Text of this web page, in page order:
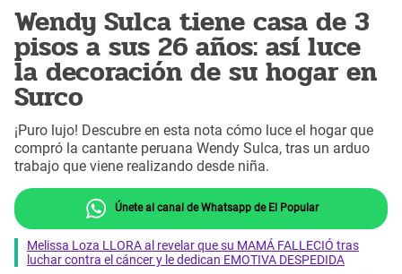
Wendy Sulca tiene casa de 3
pisos a sus 26 años: así luce
la decoración de su hogar en
Surco
¡Puro lujo! Descubre en esta nota cómo luce el hogar que
compró la cantante peruana Wendy Sulca, tras un arduo
trabajo que viene realizando desde niña.
Únete al canal de Whatsapp de El Popular
Melissa Loza LLORA al revelar que su MAMÁ FALLECIÓ tras
luchar contra el cáncer y le dedican EMOTIVA DESPEDIDA